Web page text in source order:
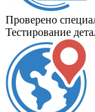
Проверено
Тестирование